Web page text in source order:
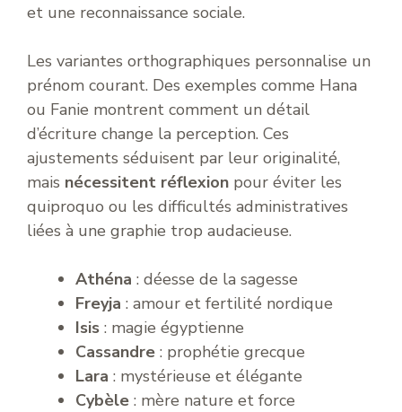
et une reconnaissance sociale.
Les variantes orthographiques personnalise un
prénom courant. Des exemples comme Hana
ou Fanie montrent comment un détail
d’écriture change la perception. Ces
ajustements séduisent par leur originalité,
mais nécessitent réflexion pour éviter les
quiproquo ou les difficultés administratives
liées à une graphie trop audacieuse.
Athéna : déesse de la sagesse
Freyja : amour et fertilité nordique
Isis : magie égyptienne
Cassandre : prophétie grecque
Lara : mystérieuse et élégante
Cybèle : mère nature et force